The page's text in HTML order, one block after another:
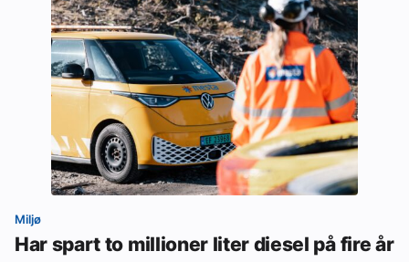
Miljø
Har spart to millioner liter diesel på fire år